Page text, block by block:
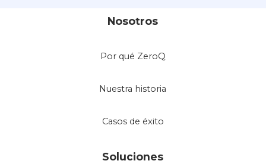
Nosotros
Por qué ZeroQ
Nuestra historia
Casos de éxito
Soluciones